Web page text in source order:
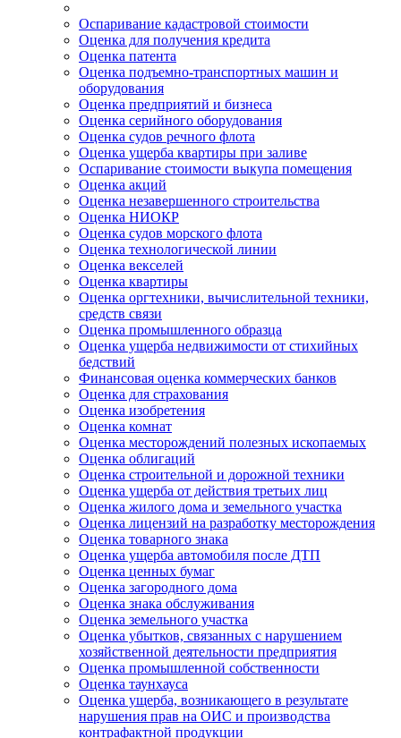
Оспаривание кадастровой стоимости
Оценка для получения кредита
Оценка патента
Оценка подъемно-транспортных машин и
оборудования
Оценка предприятий и бизнеса
Оценка серийного оборудования
Оценка судов речного флота
Оценка ущерба квартиры при заливе
Оспаривание стоимости выкупа помещения
Оценка акций
Оценка незавершенного строительства
Оценка НИОКР
Оценка судов морского флота
Оценка технологической линии
Оценка векселей
Оценка квартиры
Оценка оргтехники, вычислительной техники,
средств связи
Оценка промышленного образца
Оценка ущерба недвижимости от стихийных
бедствий
Финансовая оценка коммерческих банков
Оценка для страхования
Оценка изобретения
Оценка комнат
Оценка месторождений полезных ископаемых
Оценка облигаций
Оценка строительной и дорожной техники
Оценка ущерба от действия третьих лиц
Оценка жилого дома и земельного участка
Оценка лицензий на разработку месторождения
Оценка товарного знака
Оценка ущерба автомобиля после ДТП
Оценка ценных бумаг
Оценка загородного дома
Оценка знака обслуживания
Оценка земельного участка
Оценка убытков, связанных с нарушением
хозяйственной деятельности предприятия
Оценка промышленной собственности
Оценка таунхауса
Оценка ущерба, возникающего в результате
нарушения прав на ОИС и производства
контрафактной продукции